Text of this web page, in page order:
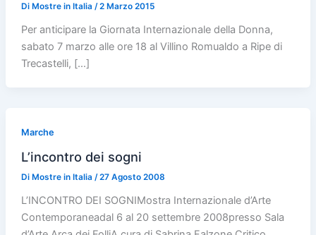
Di Mostre in Italia /2 Marzo 2015
Per anticipare la Giornata Internazionale della Donna,
sabato 7 marzo alle ore 18 al Villino Romualdo a Ripe di
Trecastelli, […]
Marche
L’incontro dei sogni
Di Mostre in Italia /27 Agosto 2008
L’INCONTRO DEI SOGNIMostra Internazionale d’Arte
Contemporaneadal 6 al 20 settembre 2008presso Sala